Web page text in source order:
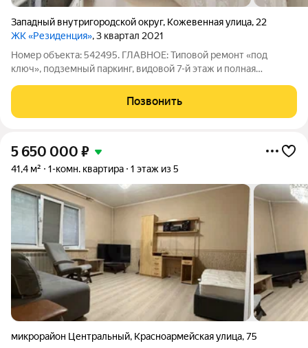
Западный внутригородской округ, Кожевенная улица, 22
ЖК «Резиденция», 3 квартал 2021
Номер объекта: 542495. ГЛАВНОЕ: Типовой ремонт «под
ключ», подземный паркинг, видовой 7-й этаж и полная
готовую жизнь в элитном доме по адресу: ул. Кожевенная, 22.
Никаких ожиданий, строительной
Позвонить
5 650 000 ₽
41,4 м² 1-комн. квартира 1 этаж из 5
микрорайон Центральный, Красноармейская улица,75